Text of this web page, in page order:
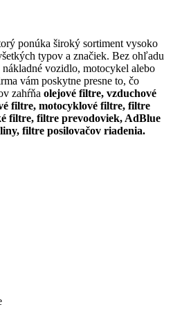
ponúka široký sortiment vysoko
typov a značiek. Bez ohľadu
vozidlo, motocykel alebo
vám poskytne presne to, čo
zahŕňa olejové filtre, vzduchové
filtre, motocyklové filtre, filtre
filtre, filtre prevodoviek, AdBlue
filtre posilovačov riadenia.